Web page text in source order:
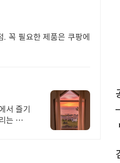
꼭 필요한 제품은 쿠팡에
서 즐기
는 로맨